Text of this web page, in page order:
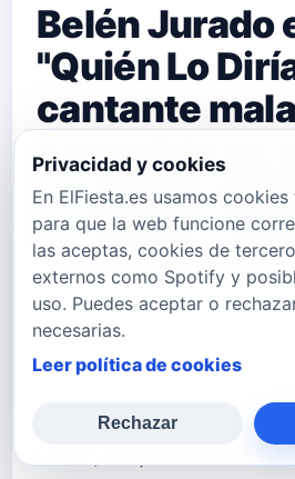
Belén Jurado
"Quién Lo
cantante
consolida su
en el pop
un himno
La artista malagueña
una de las figuras más
del panorama musical
presenta su nuevo
Diría", disponible
Privacidad y cookies
En ElFiesta.es usamos
para que la web funcione
las aceptas, cookies de
externos como Spotify y
uso. Puedes aceptar o
necesarias.
Leer política de cookies
Rechazar